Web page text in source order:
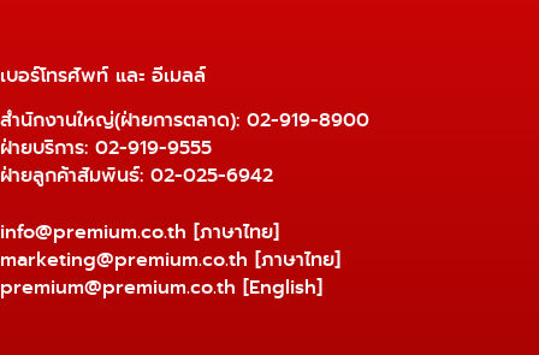
เบอร์โทรศัพท์ และ อีเมลล์
สำนักงานใหญ่(ฝ่ายการตลาด): 02-919-8900
ฝ่ายบริการ: 02-919-9555
ฝ่ายลูกค้าสัมพันธ์: 02-025-6942
info@premium.co.th [ภาษาไทย]
marketing@premium.co.th [ภาษาไทย]
premium@premium.co.th [English]